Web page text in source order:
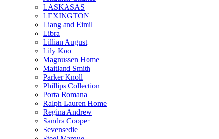
LASKASAS
LEXINGTON
Liang and Eimil
Libra
Lillian August
Lily Koo
Magnussen Home
Maitland Smith
Parker Knoll
Phillips Collection
Porta Romana
Ralph Lauren Home
Regina Andrew
Sandra Cooper
Sevensedie